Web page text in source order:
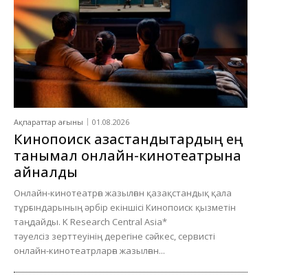
Ақпараттар ағыны 01.08.2026
Кинопоиск қазақстандықтардың ең
танымал онлайн-кинотеатрына
айналды
Онлайн-кинотеатрға жазылған қазақстандық қала
тұрғындарының әрбір екіншісі Кинопоиск қызметін
таңдайды. K Research Central Asia*
тәуелсіз зерттеуінің дерегіне сәйкес, сервисті
онлайн-кинотеатрларға жазылған...